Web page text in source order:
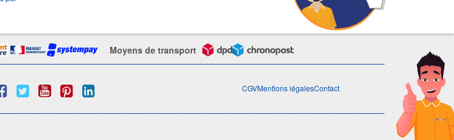
Moyens de transport
CGVMentions légalesContact